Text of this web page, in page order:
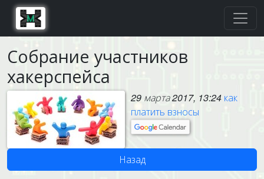
Собрание участников
хакерспейса
29 марта 2017, 13:24 как
платить взносы
Назад